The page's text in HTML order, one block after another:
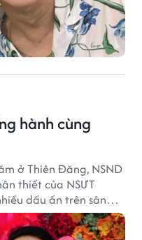
hành cùng
ở Thiên Đăng, NSND
thiết của NSƯT
dấu ấn trên sân